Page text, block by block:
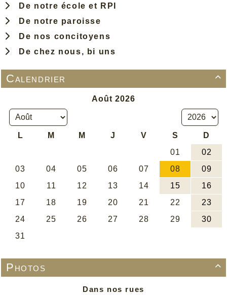
De notre école et RPI
De notre paroisse
De nos concitoyens
De chez nous, bi uns

Calendrier

Photos
Dans nos rues